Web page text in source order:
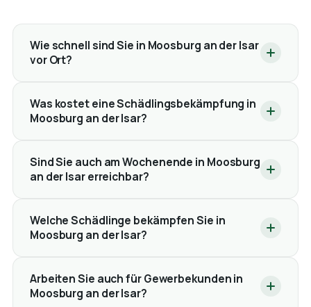
Wie schnell sind Sie in Moosburg an der Isar
vor Ort?
Was kostet eine Schädlingsbekämpfung in
Moosburg an der Isar?
Sind Sie auch am Wochenende in Moosburg
an der Isar erreichbar?
Welche Schädlinge bekämpfen Sie in
Moosburg an der Isar?
Arbeiten Sie auch für Gewerbekunden in
Moosburg an der Isar?